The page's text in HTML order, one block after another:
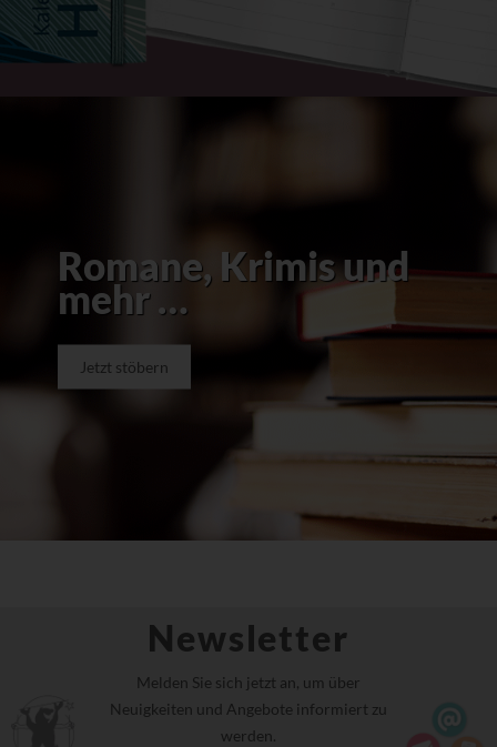
Romane, Krimis und
mehr …
Jetzt stöbern
Newsletter
Melden Sie sich jetzt an, um über
Neuigkeiten und Angebote informiert zu
werden.